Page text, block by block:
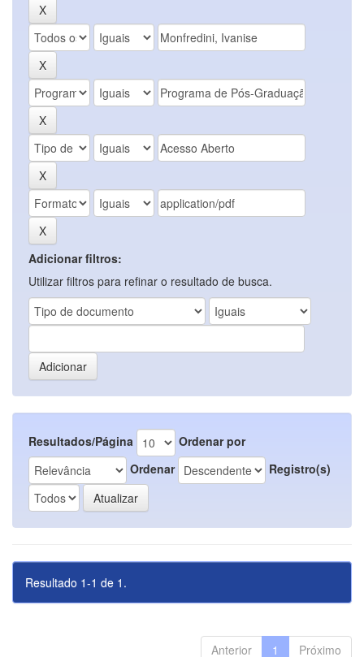
Adicionar filtros:
Utilizar filtros para refinar o resultado de busca.
Resultados/Página
Ordenar por
Ordenar
Registro(s)
Resultado 1-1 de 1.
Anterior 1 Próximo